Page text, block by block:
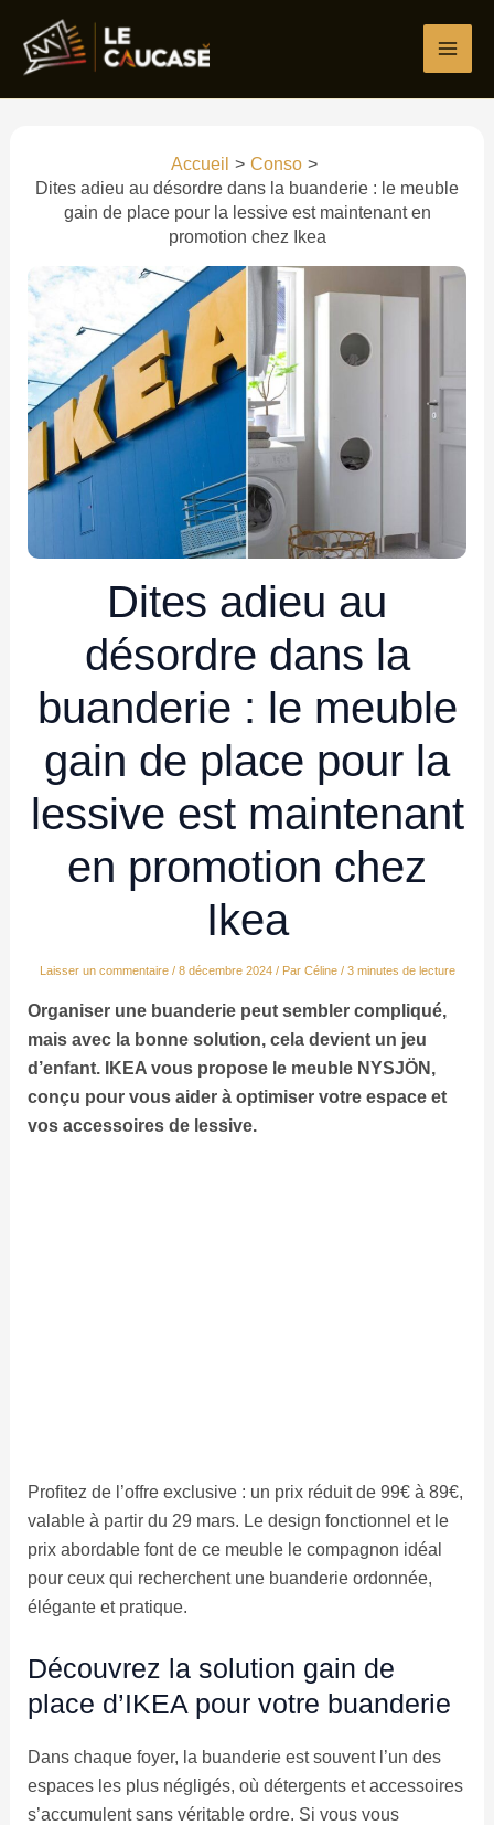
contenu
Accueil
Conso
Dites adieu au désordre dans la buanderie : le meuble
gain de place pour la lessive est maintenant en
promotion chez Ikea
Dites adieu au
désordre dans la
buanderie : le meuble
gain de place pour la
lessive est maintenant
en promotion chez
Ikea
Laisser un commentaire / 8 décembre 2024 / Par Céline / 3 minutes de lecture
Organiser une buanderie peut sembler compliqué,
mais avec la bonne solution, cela devient un jeu
d’enfant. IKEA vous propose le meuble NYSJÖN ,
conçu pour vous aider à optimiser votre espace et
vos accessoires de lessive.
Profitez de l’offre exclusive : un prix réduit de 99€ à 89€,
valable à partir du 29 mars. Le design fonctionnel et le
prix abordable font de ce meuble le compagnon idéal
pour ceux qui recherchent une buanderie ordonnée,
élégante et pratique.
Découvrez la solution gain de
place d’IKEA pour votre buanderie
Dans chaque foyer, la buanderie est souvent l’un des
espaces les plus négligés, où détergents et accessoires
s’accumulent sans véritable ordre. Si vous vous
ici…
mail*